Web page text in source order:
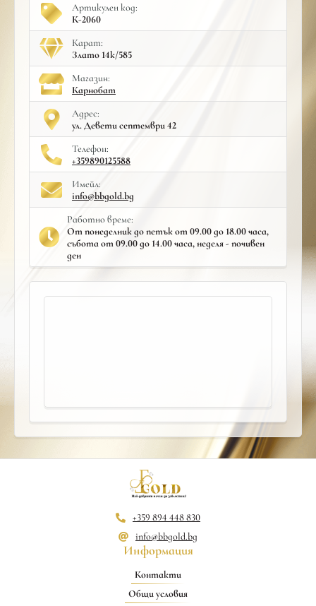
Артикулен код:
К-2060
Карат:
Злато 14к/585
Mагазин:
Карнобат
Адрес:
ул. Девети септември 42
Телефон:
+359890125588
Имейл:
info@bbgold.bg
Работно време:
От понеделник до петък от 09.00 до 18.00 часа,
събота от 09.00 до 14.00 часа, неделя - почивен
ден
+359 894 448 830
info@bbgold.bg
Информация
Контакти
Общи условия